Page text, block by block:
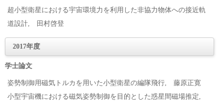
超小型衛星における宇宙環境力を利用した非協力物体への接近軌
道設計, 田村啓登
2017年度
学士論文
姿勢制御用磁気トルカを用いた小型衛星の編隊飛行, 藤原正寛
小型宇宙機における磁気姿勢制御を目的とした惑星間磁場推定,